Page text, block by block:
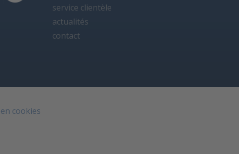
service clientèle
actualités
contact
cookies